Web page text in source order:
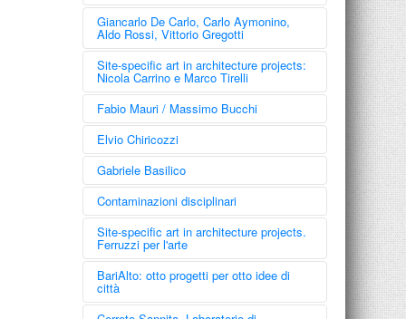
Giancarlo De Carlo, Carlo Aymonino,
Aldo Rossi, Vittorio Gregotti
Site-specific art in architecture projects:
Nicola Carrino e Marco Tirelli
Fabio Mauri / Massimo Bucchi
Elvio Chiricozzi
Elvio Chiricozzi
Mi apparisti vestita: disegni,
8 Maggio 2000
Gabriele Basilico
Contaminazioni disciplinari
Site-specific art in architecture projects.
Ferruzzi per l'arte
Percorsi nel Moderno e nel
Contemporaneo: Ferruzzi per
l’Arte
Boetti, Burri, Cantafora, Carrino,
BariAlto: otto progetti per otto idee di
città